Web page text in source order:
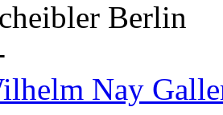
Berlin
Nay